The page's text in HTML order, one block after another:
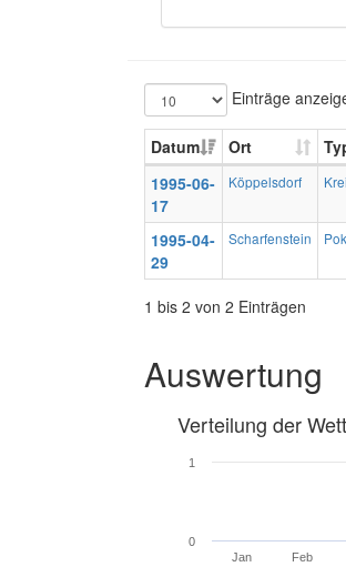
Einträge
Datum Ort
1995-06-
17
Köppelsdorf
1995-04-
29
Scharfenstein
1 bis 2 von 2 Einträgen
Auswertung
Verteilung der
Jan Feb
0
1